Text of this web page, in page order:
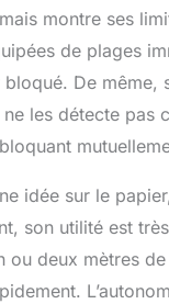
montre ses
de plages
De
les détecte
idée sur le
son utilité est
ou deux mètres